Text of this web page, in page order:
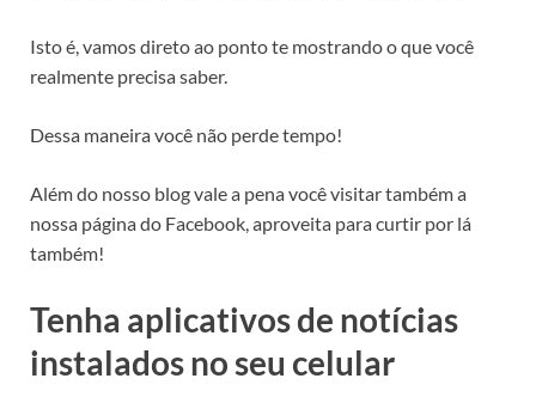
Isto é, vamos direto ao ponto te mostrando o que você
realmente precisa saber.
Dessa maneira você não perde tempo!
Além do nosso blog vale a pena você visitar também a
nossa página do Facebook, aproveita para curtir por lá
também!
Tenha aplicativos de notícias
instalados no seu celular